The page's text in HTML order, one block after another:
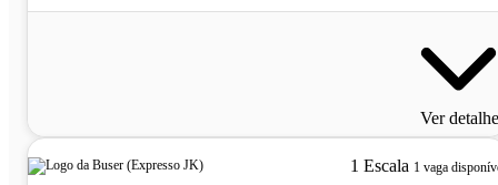
Ver
1 Escala 1 vaga